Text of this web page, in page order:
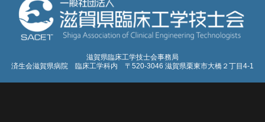
滋賀県臨床工学技士会事務局
済生会滋賀県病院 臨床工学科内 〒520-3046 滋賀県栗東市大橋２丁目4-1